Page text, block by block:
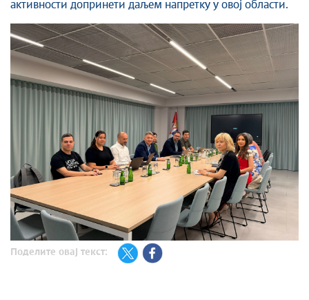
активности допринети даљем напретку у овој области.
Поделите овај текст: